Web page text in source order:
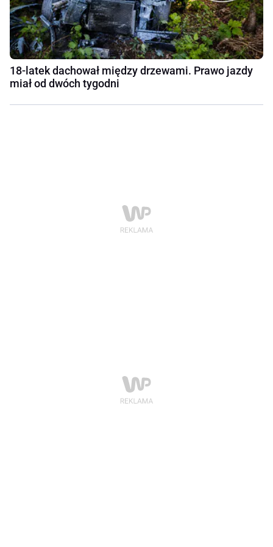
18-latek dachował między drzewami. Prawo jazdy
miał od dwóch tygodni